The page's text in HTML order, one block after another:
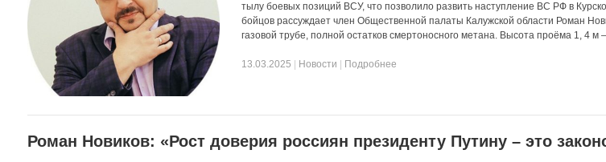
тылу боевых позиций ВСУ, что позволило развить наступление ВС РФ в
бойцов рассуждает член Общественной палаты Калужской области Роман
газовой трубе, полной остатков смертоносного метана. Высота проёма 1, 4 м
13.03.2025 Новости Подробнее
Роман Новиков: «Рост доверия россиян президенту Путину – это